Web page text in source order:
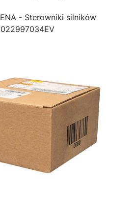
ENA - Sterowniki silników
022997034EV